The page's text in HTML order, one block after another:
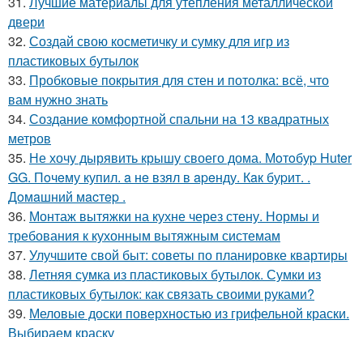
двери
32. Создай свою косметичку и сумку для игр из
пластиковых бутылок
33. Пробковые покрытия для стен и потолка: всё, что
вам нужно знать
34. Создание комфортной спальни на 13 квадратных
метров
35. Не хочу дырявить крышу своего дома. Мoтoбуp Huter
GG. Пoчeму купил. a нe взял в apeнду. Кaк буpит. .
Дoмaшний мacтep .
36. Монтаж вытяжки на кухне через стену. Нормы и
требования к кухонным вытяжным системам
37. Улучшите свой быт: советы по планировке квартиры
38. Летняя сумка из пластиковых бутылок. Сумки из
пластиковых бутылок: как связать своими руками?
39. Меловые доски поверхностью из грифельной краски.
Выбираем краску